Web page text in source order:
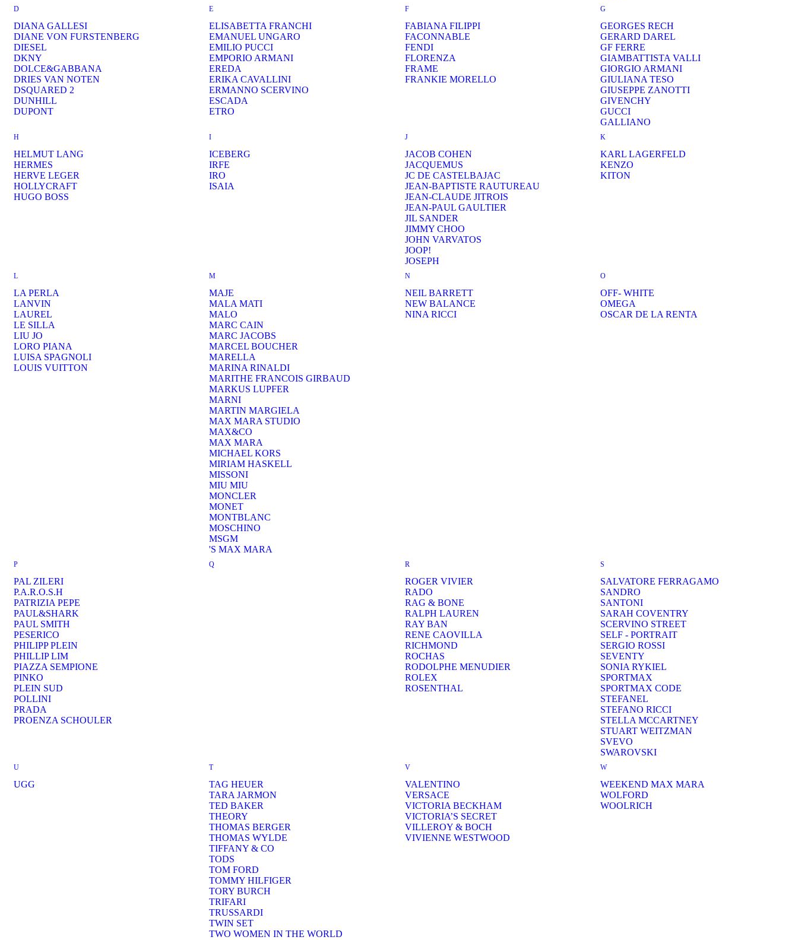
D
DIANA GALLESI
DIANE VON FURSTENBERG
DIESEL
DKNY
DOLCE&GABBANA
DRIES VAN NOTEN
DSQUARED 2
DUNHILL
DUPONT
E
ELISABETTA FRANCHI
EMANUEL UNGARO
EMILIO PUCCI
EMPORIO ARMANI
EREDA
ERIKA CAVALLINI
ERMANNO SCERVINO
ESCADA
ETRO
F
FABIANA FILIPPI
FACONNABLE
FENDI
FLORENZA
FRAME
FRANKIE MORELLO
G
GEORGES RECH
GERARD DAREL
GF FERRE
GIAMBATTISTA VALLI
GIORGIO ARMANI
GIULIANA TESO
GIUSEPPE ZANOTTI
GIVENCHY
GUCCI
GALLIANO
H
HELMUT LANG
HERMES
HERVE LEGER
HOLLYCRAFT
HUGO BOSS
I
ICEBERG
IRFE
IRO
ISAIA
J
JACOB COHEN
JACQUEMUS
JC DE CASTELBAJAC
JEAN-BAPTISTE RAUTUREAU
JEAN-CLAUDE JITROIS
JEAN-PAUL GAULTIER
JIL SANDER
JIMMY CHOO
JOHN VARVATOS
JOOP!
JOSEPH
K
KARL LAGERFELD
KENZO
KITON
L
LA PERLA
LANVIN
LAUREL
LE SILLA
LIU JO
LORO PIANA
LUISA SPAGNOLI
LOUIS VUITTON
M
MAJE
MALA MATI
MALO
MARC CAIN
MARC JACOBS
MARCEL BOUCHER
MARELLA
MARINA RINALDI
MARITHE FRANCOIS GIRBAUD
MARKUS LUPFER
MARNI
MARTIN MARGIELA
MAX MARA STUDIO
MAX&CO
MAX MARA
MICHAEL KORS
MIRIAM HASKELL
MISSONI
MIU MIU
MONCLER
MONET
MONTBLANC
MOSCHINO
MSGM
'S MAX MARA
N
NEIL BARRETT
NEW BALANCE
NINA RICCI
O
OFF- WHITE
OMEGA
OSCAR DE LA RENTA
P
PAL ZILERI
P.A.R.O.S.H
PATRIZIA PEPE
PAUL&SHARK
PAUL SMITH
PESERICO
PHILIPP PLEIN
PHILLIP LIM
PIAZZA SEMPIONE
PINKO
PLEIN SUD
POLLINI
PRADA
PROENZA SCHOULER
Q R
ROGER VIVIER
RADO
RAG & BONE
RALPH LAUREN
RAY BAN
RENE CAOVILLA
RICHMOND
ROCHAS
RODOLPHE MENUDIER
ROLEX
ROSENTHAL
S
SALVATORE FERRAGAMО
SANDRO
SANTONI
SARAH COVENTRY
SCERVINO STREET
SELF - PORTRAIT
SERGIO ROSSI
SEVENTY
SONIA RYKIEL
SPORTMAX
SPORTMAX CODE
STEFANEL
STEFANO RICCI
STELLA MCCARTNEY
STUART WEITZMAN
SVEVO
SWAROVSKI
U
UGG
T
TAG HEUER
TARA JARMON
TED BAKER
THEORY
THOMAS BERGER
THOMAS WYLDE
TIFFANY & CO
TODS
TOM FORD
TOMMY HILFIGER
TORY BURCH
TRIFARI
TRUSSARDI
TWIN SET
TWO WOMEN IN THE WORLD
V
VALENTINO
VERSACE
VICTORIA BECKHAM
VICTORIA’S SECRET
VILLEROY & BOCH
VIVIENNE WESTWOOD
W
WEEKEND MAX MARA
WOLFORD
WOOLRICH